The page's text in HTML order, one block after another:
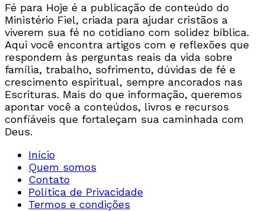
Fé para Hoje é a publicação de conteúdo do
Ministério Fiel, criada para ajudar cristãos a
viverem sua fé no cotidiano com solidez bíblica.
Aqui você encontra artigos com e reflexões que
respondem às perguntas reais da vida sobre
família, trabalho, sofrimento, dúvidas de fé e
crescimento espiritual, sempre ancorados nas
Escrituras. Mais do que informação, queremos
apontar você a conteúdos, livros e recursos
confiáveis que fortaleçam sua caminhada com
Deus.
Início
Quem somos
Contato
Política de Privacidade
Termos e condições